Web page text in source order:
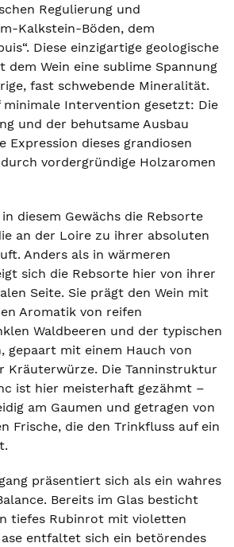
Regulierung und
Kalkstein-Böden, dem
Diese einzigartige geologische
dem Wein eine sublime Spannung
fast schwebende Mineralität.
Intervention gesetzt: Die
und der behutsame Ausbau
Expression dieses grandiosen
vordergründige Holzaromen
diesem Gewächs die Rebsorte
an der Loire zu ihrer absoluten
Anders als in wärmeren
sich die Rebsorte hier von ihrer
Seite. Sie prägt den Wein mit
Aromatik von reifen
Waldbeeren und der typischen
gepaart mit einem Hauch von
Kräuterwürze. Die Tanninstruktur
ist hier meisterhaft gezähmt –
am Gaumen und getragen von
Frische, die den Trinkfluss auf ein
präsentiert sich als ein wahres
Bereits im Glas besticht
tiefes Rubinrot mit violetten
entfaltet sich ein betörendes